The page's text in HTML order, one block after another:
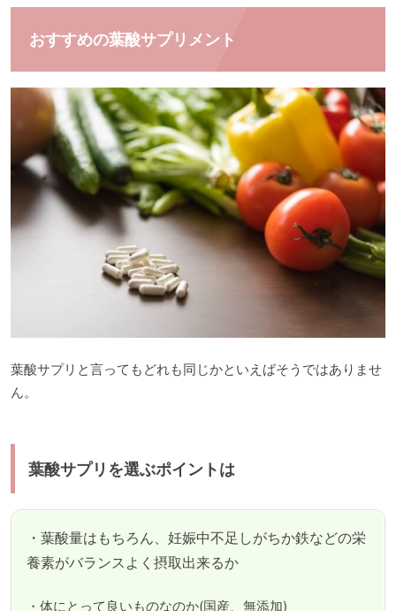
おすすめの葉酸サプリメント
葉酸サプリと言ってもどれも同じかといえばそうではありませ
ん。
葉酸サプリを選ぶポイントは
・葉酸量はもちろん、妊娠中不足しがちか鉄などの栄
養素がバランスよく摂取出来るか
・体にとって良いものなのか(国産、無添加)